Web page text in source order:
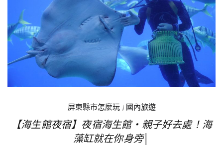
屏東縣市怎麼玩| 國內旅遊
【海生館夜宿】夜宿海生館‧親子好去處！海
藻缸就在你身旁│